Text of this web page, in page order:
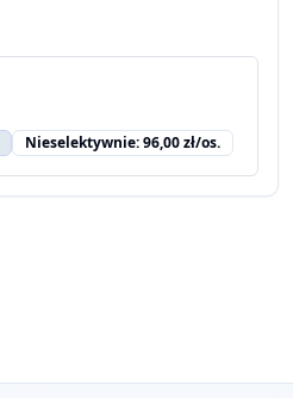
Nieselektywnie: 96,00 zł/os.